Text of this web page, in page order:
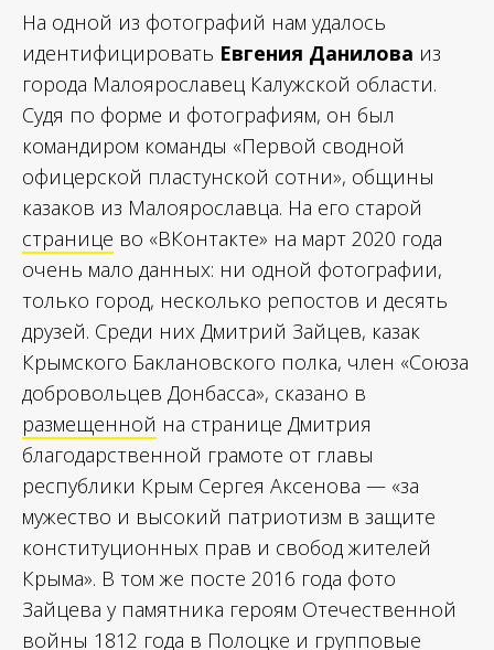
На одной из фотографий нам удалось
идентифицировать Евгения Данилова из
города Малоярославец Калужской области.
Судя по форме и фотографиям, он был
командиром команды «Первой сводной
офицерской пластунской сотни», общины
казаков из Малоярославца. На его старой
странице во «ВКонтакте» на март 2020 года
очень мало данных: ни одной фотографии,
только город, несколько репостов и десять
друзей. Среди них Дмитрий Зайцев, казак
Крымского Баклановского полка, член «Союза
добровольцев Донбасса», сказано в
размещенной на странице Дмитрия
благодарственной грамоте от главы
республики Крым Сергея Аксенова — «за
мужество и высокий патриотизм в защите
конституционных прав и свобод жителей
Крыма». В том же посте 2016 года фото
Зайцева у памятника героям Отечественной
войны 1812 года в Полоцке и групповые